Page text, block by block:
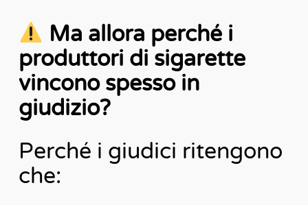
Ma allora perché i
produttori di sigarette
vincono spesso in
giudizio?
Perché i giudici ritengono
che: